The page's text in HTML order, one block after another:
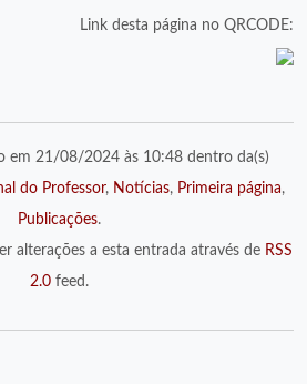
Link desta página no QRCODE:
em 21/08/2024 às 10:48 dentro da(s)
do Professor, Notícias, Primeira página,
Publicações.
alterações a esta entrada através de RSS
2.0feed.